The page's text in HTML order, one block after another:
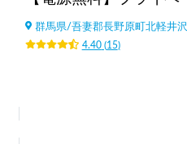
群馬県/吾妻郡長野原町北軽井沢
4.40(15)